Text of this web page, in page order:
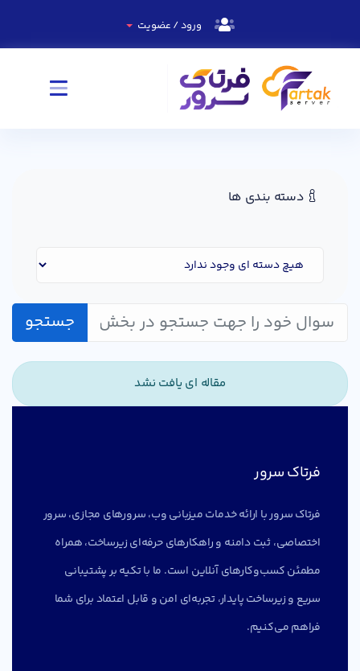
ورود / عضویت
دسته بندی ها
جستجو
مقاله ای یافت نشد
فرتاک سرور
فرتاک سرور با ارائه خدمات میزبانی وب، سرورهای مجازی، سرور
اختصاصی، ثبت دامنه و راهکارهای حرفه‌ای زیرساخت، همراه
مطمئن کسب‌وکارهای آنلاین است. ما با تکیه بر پشتیبانی
سریع و زیرساخت پایدار، تجربه‌ای امن و قابل اعتماد برای شما
فراهم می‌کنیم.